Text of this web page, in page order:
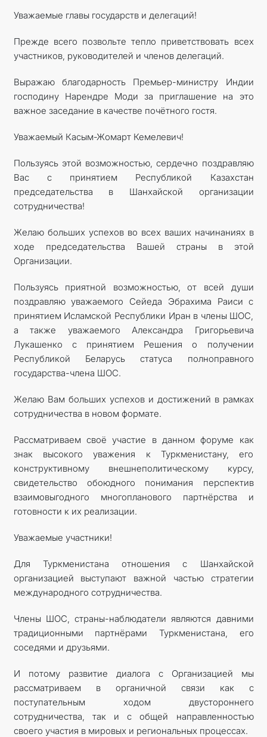
CONTACT US
Уважаемые главы государств и делегаций!
Прежде всего позвольте тепло приветствовать всех
участников, руководителей и членов делегаций.
Выражаю благодарность Премьер-министру Индии
господину Нарендре Моди за приглашение на это
важное заседание в качестве почётного гостя.
Уважаемый Касым-Жомарт Кемелевич!
Пользуясь этой возможностью, сердечно поздравляю
Вас с принятием Республикой Казахстан
председательства в Шанхайской организации
сотрудничества!
Желаю больших успехов во всех ваших начинаниях в
ходе председательства Вашей страны в этой
Организации.
Пользуясь приятной возможностью, от всей души
поздравляю уважаемого Сейеда Эбрахима Раиси с
принятием Исламской Республики Иран в члены ШОС,
а также уважаемого Александра Григорьевича
Лукашенко с принятием Решения о получении
Республикой Беларусь статуса полноправного
государства-члена ШОС.
Желаю Вам больших успехов и достижений в рамках
сотрудничества в новом формате.
Рассматриваем своё участие в данном форуме как
знак высокого уважения к Туркменистану, его
конструктивному внешнеполитическому курсу,
свидетельство обоюдного понимания перспектив
взаимовыгодного многопланового партнёрства и
готовности к их реализации.
Уважаемые участники!
Для Туркменистана отношения с Шанхайской
организацией выступают важной частью стратегии
международного сотрудничества.
Члены ШОС, страны-наблюдатели являются давними
традиционными партнёрами Туркменистана, его
соседями и друзьями.
И потому развитие диалога с Организацией мы
рассматриваем в органичной связи как с
поступательным ходом двустороннего
сотрудничества, так и с общей направленностью
своего участия в мировых и региональных процессах.